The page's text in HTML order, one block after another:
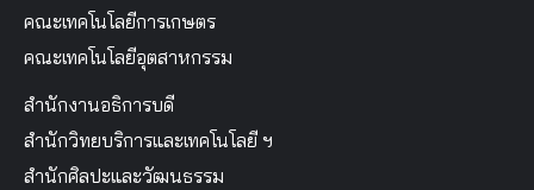
คณะเทคโนโลยีการเกษตร
คณะเทคโนโลยีอุตสาหกรรม
สำนักงานอธิการบดี
สำนักวิทยบริการและเทคโนโลยี ฯ
สำนักศิลปะและวัฒนธรรม